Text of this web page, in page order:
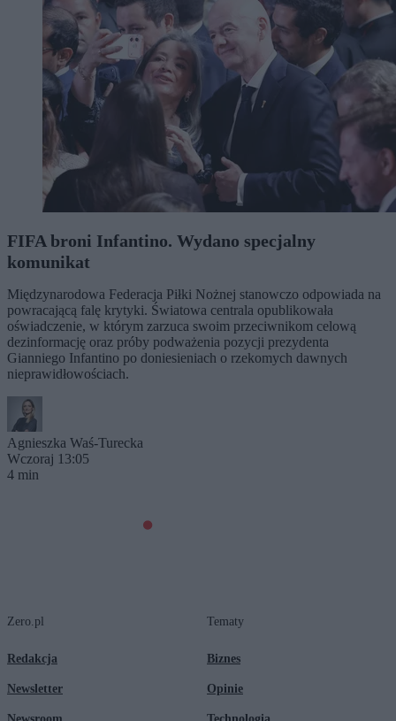
FIFA broni Infantino. Wydano specjalny
komunikat
Międzynarodowa Federacja Piłki Nożnej stanowczo odpowiada na
powracającą falę krytyki. Światowa centrala opublikowała
oświadczenie, w którym zarzuca swoim przeciwnikom celową
dezinformację oraz próby podważenia pozycji prezydenta
Gianniego Infantino po doniesieniach o rzekomych dawnych
nieprawidłowościach.
Agnieszka Waś-Turecka
Wczoraj 13:05
4 min
Zero.pl
Redakcja
Newsletter
Tematy
Biznes
Opinie